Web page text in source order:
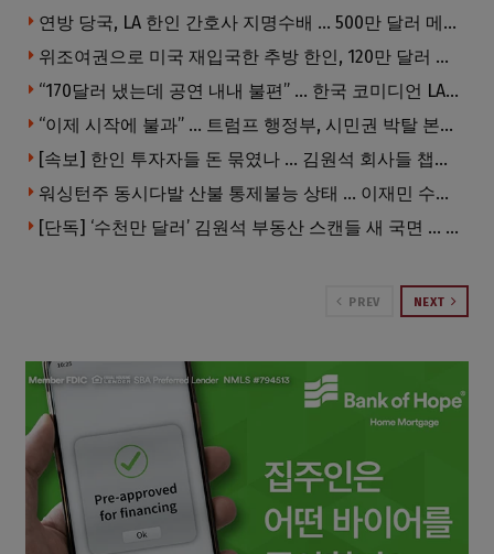
연방 당국, LA 한인 간호사 지명수배 … 500만 달러 메디캐어 사기, 선고 직전 한국 도주
위조여권으로 미국 재입국한 추방 한인, 120만 달러 은행 사기 행각
“170달러 냈는데 공연 내내 불편” … 한국 코미디언 LA공연, 음향 불량에 외모 비하 개그 논란
“이제 시작에 불과” … 트럼프 행정부, 시민권 박탈 본격화
[속보] 한인 투자자들 돈 묶였나 … 김원석 회사들 챕터7 강제파산·자진파산 잇따라 신청
워싱턴주 동시다발 산불 통제불능 상태 … 이재민 수십만명
[단독] ‘수천만 달러’ 김원석 부동산 스캔들 새 국면 … 한인 투자자들 소송 잇따라 ‘디폴트’ 절차
PREV NEXT